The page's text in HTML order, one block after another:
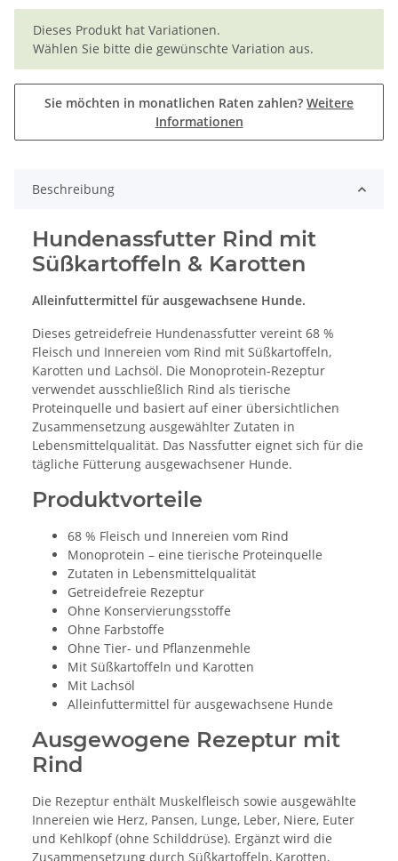
x
Dieses Produkt hat Variationen.
Wählen Sie bitte die gewünschte Variation aus.
Sie möchten in monatlichen Raten zahlen? Weitere
Informationen
Beschreibung
Hundenassfutter Rind mit
Süßkartoffeln & Karotten
Alleinfuttermittel für ausgewachsene Hunde.
Dieses getreidefreie Hundenassfutter vereint 68 %
Fleisch und Innereien vom Rind mit Süßkartoffeln,
Karotten und Lachsöl. Die Monoprotein-Rezeptur
verwendet ausschließlich Rind als tierische
Proteinquelle und basiert auf einer übersichtlichen
Zusammensetzung ausgewählter Zutaten in
Lebensmittelqualität. Das Nassfutter eignet sich für die
tägliche Fütterung ausgewachsener Hunde.
Produktvorteile
68 % Fleisch und Innereien vom Rind
Monoprotein – eine tierische Proteinquelle
Zutaten in Lebensmittelqualität
Getreidefreie Rezeptur
Ohne Konservierungsstoffe
Ohne Farbstoffe
Ohne Tier- und Pflanzenmehle
Mit Süßkartoffeln und Karotten
Mit Lachsöl
Alleinfuttermittel für ausgewachsene Hunde
Ausgewogene Rezeptur mit
Rind
Die Rezeptur enthält Muskelfleisch sowie ausgewählte
Innereien wie Herz, Pansen, Lunge, Leber, Niere, Euter
und Kehlkopf (ohne Schilddrüse). Ergänzt wird die
Zusammensetzung durch Süßkartoffeln, Karotten,